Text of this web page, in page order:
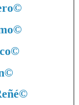
©
©
©
©
©